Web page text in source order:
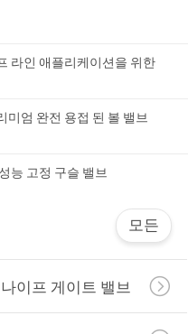
라인 애플리케이션을 위한
미엄 완전 용접 된 볼 밸브
능 고정 구슬 밸브
모든
나이프 게이트 밸브